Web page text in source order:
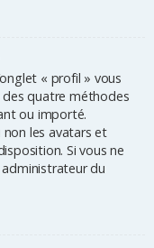
« profil » vous
des quatre méthodes
ou importé.
les avatars et
Si vous ne
du